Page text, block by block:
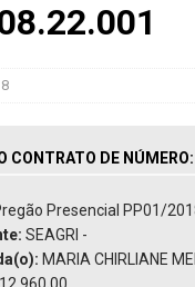
CONTRATO DE
Presencial PP01/
SEAGRI -
MARIA CHIRLIANE